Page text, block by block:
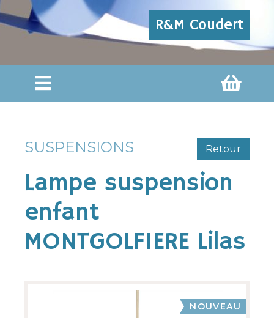
R&M Coudert
Retour
SUSPENSIONS
Lampe suspension
enfant
MONTGOLFIERE Lilas
NOUVEAU